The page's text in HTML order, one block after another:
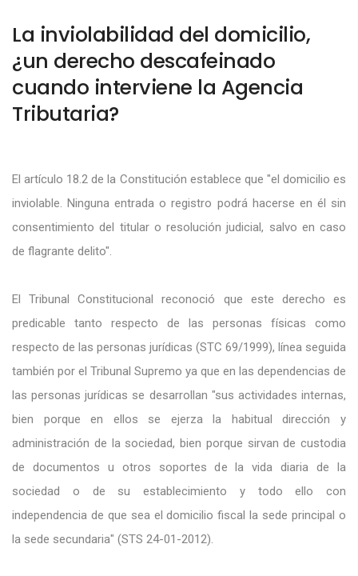
La inviolabilidad del domicilio,
¿un derecho descafeinado
cuando interviene la Agencia
Tributaria?
El artículo 18.2 de la Constitución establece que "el domicilio es
inviolable. Ninguna entrada o registro podrá hacerse en él sin
consentimiento del titular o resolución judicial, salvo en caso
de flagrante delito".
El Tribunal Constitucional reconoció que este derecho es
predicable tanto respecto de las personas físicas como
respecto de las personas jurídicas (STC 69/1999), línea seguida
también por el Tribunal Supremo ya que en las dependencias de
las personas jurídicas se desarrollan "sus actividades internas,
bien porque en ellos se ejerza la habitual dirección y
administración de la sociedad, bien porque sirvan de custodia
de documentos u otros soportes de la vida diaria de la
sociedad o de su establecimiento y todo ello con
independencia de que sea el domicilio fiscal la sede principal o
la sede secundaria" (STS 24-01-2012).